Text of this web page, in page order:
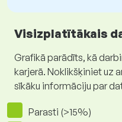
Visizplatītākais
Grafikā parādīts, kā
karjerā. Noklikšķiniet uz
sīkāku informāciju par
Parasti (>15%)